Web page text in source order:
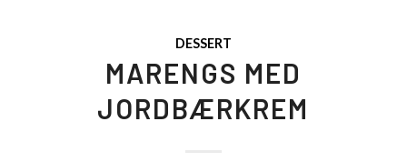
DESSERT
MARENGS MED
JORDBÆRKREM